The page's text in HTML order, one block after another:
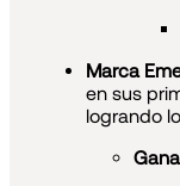
Marca
en sus
logrando